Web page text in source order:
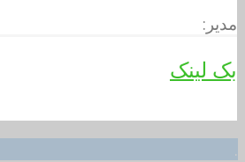
مدیر:
بک لینک
.